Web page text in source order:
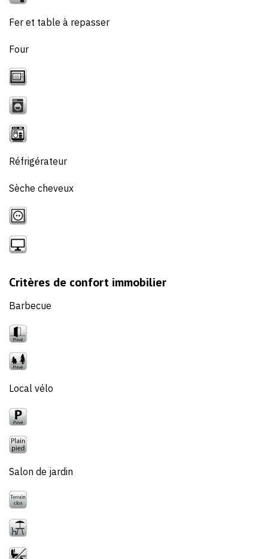
Fer et table à repasser
Four
Réfrigérateur
Sèche cheveux
Critères de confort immobilier
Barbecue
Local vélo
Salon de jardin